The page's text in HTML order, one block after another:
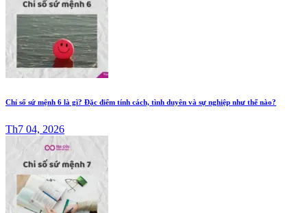
Chỉ số sứ mệnh 6 là gì? Đặc điểm tính cách, tình duyên và sự nghiệp như thế nào?
Th7 04, 2026